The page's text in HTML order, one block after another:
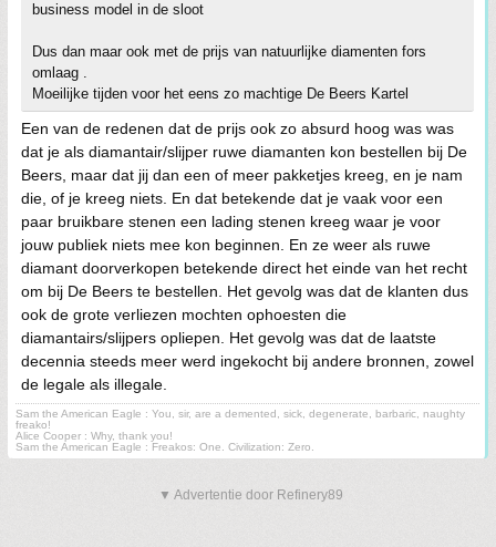
business model in de sloot
Dus dan maar ook met de prijs van natuurlijke diamenten fors
omlaag .
Moeilijke tijden voor het eens zo machtige De Beers Kartel
Een van de redenen dat de prijs ook zo absurd hoog was was
dat je als diamantair/slijper ruwe diamanten kon bestellen bij De
Beers, maar dat jij dan een of meer pakketjes kreeg, en je nam
die, of je kreeg niets. En dat betekende dat je vaak voor een
paar bruikbare stenen een lading stenen kreeg waar je voor
jouw publiek niets mee kon beginnen. En ze weer als ruwe
diamant doorverkopen betekende direct het einde van het recht
om bij De Beers te bestellen. Het gevolg was dat de klanten dus
ook de grote verliezen mochten ophoesten die
diamantairs/slijpers opliepen. Het gevolg was dat de laatste
decennia steeds meer werd ingekocht bij andere bronnen, zowel
de legale als illegale.
Sam the American Eagle : You, sir, are a demented, sick, degenerate, barbaric, naughty
freako!
Alice Cooper : Why, thank you!
Sam the American Eagle : Freakos: One. Civilization: Zero.
▼ Advertentie door Refinery89